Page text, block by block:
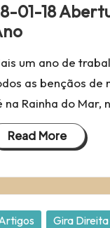
01-18
um ano de
as bençãos de
na Rainha do Mar,
Read More
Gira Direita